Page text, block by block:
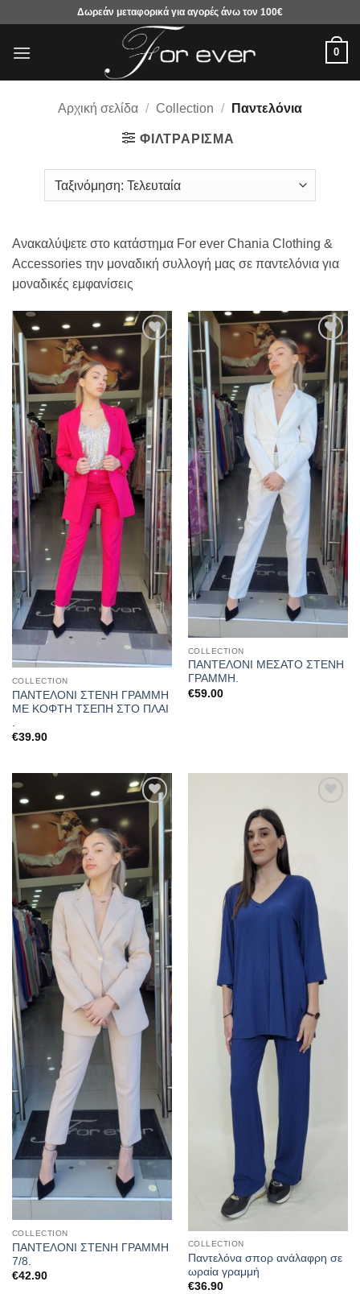
περιεχόμενο
Δωρεάν μεταφορικά για αγορές άνω τον 100€
0
Αρχική σελίδα / Collection / Παντελόνια
ΦΙΛΤΡΆΡΙΣΜΑ
Ανακαλύψετε στο κατάστημα For ever Chania Clothing &
Accessories την μοναδική συλλογή μας σε παντελόνια για
μοναδικές εμφανίσεις
Προσθήκη
αγαπημένα
COLLECTION
ΠΑΝΤΕΛΟΝΙ ΣΤΕΝΗ ΓΡΑΜΜΗ
ΜΕ ΚΟΦΤΗ ΤΣΕΠΗ ΣΤΟ ΠΛΑΙ
€39.90
Προσθήκη
στα
αγαπημένα
COLLECTION
ΠΑΝΤΕΛΟΝΙ ΜΕΣΑΤΟ ΣΤΕΝΗ
ΓΡΑΜΜΗ.
€59.00
αγαπημένα
COLLECTION
ΠΑΝΤΕΛΟΝΙ ΣΤΕΝΗ ΓΡΑΜΜΗ
7/8.
€42.90
COLLECTION
Παντελόνα σπορ ανάλαφρη σε
ωραία γραμμή
€36.90